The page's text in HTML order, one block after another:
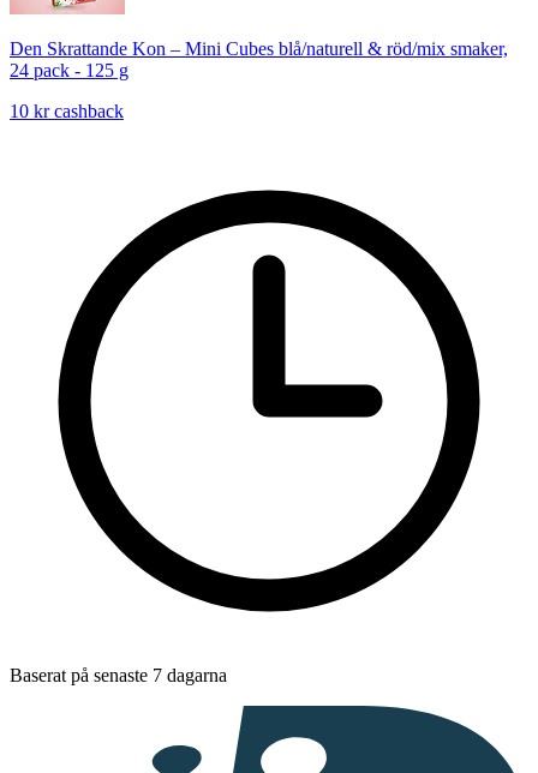
Den Skrattande Kon – Mini Cubes blå/naturell & röd/mix smaker,
24 pack - 125 g
10 kr cashback
Baserat på senaste 7 dagarna